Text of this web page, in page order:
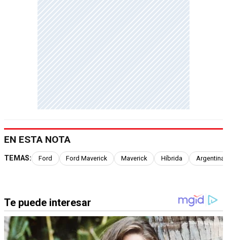
EN ESTA NOTA
TEMAS: Ford Ford Maverick Maverick Híbrida Argentina